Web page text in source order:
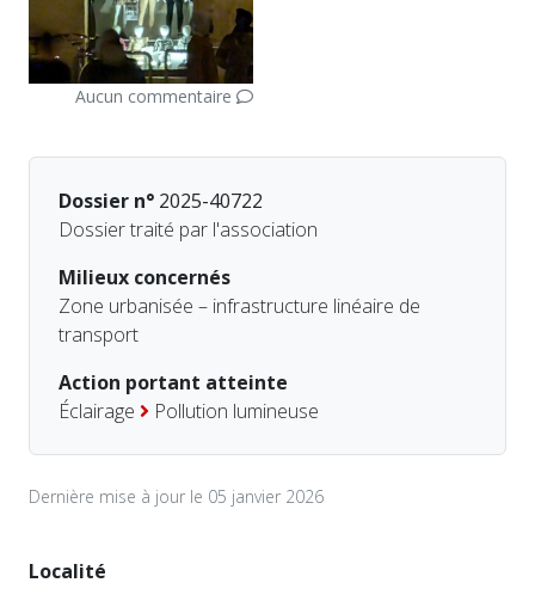
Aucun commentaire
Dossier n° 2025-40722
Dossier traité par l'association
Milieux concernés
Zone urbanisée – infrastructure linéaire de
transport
Action portant atteinte
Éclairage
Pollution lumineuse
Dernière mise à jour le 05 janvier 2026
Localité